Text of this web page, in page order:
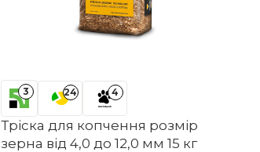
3 24 4
Тріска для копчення розмір
зерна від 4,0 до 12,0 мм 15 кг